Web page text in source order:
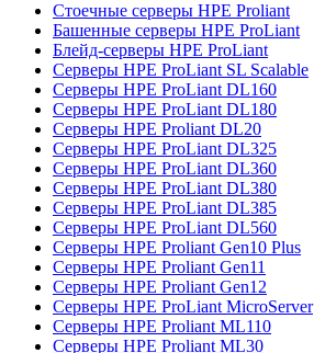
Стоечные серверы HPE Proliant
Башенные серверы HPE ProLiant
Блейд-серверы HPE ProLiant
Серверы HPE ProLiant SL Scalable
Серверы HPE ProLiant DL160
Серверы HPE ProLiant DL180
Серверы HPE Proliant DL20
Серверы HPE ProLiant DL325
Серверы HPE ProLiant DL360
Серверы HPE ProLiant DL380
Серверы HPE ProLiant DL385
Серверы HPE ProLiant DL560
Серверы HPE Proliant Gen10 Plus
Серверы HPE Proliant Gen11
Серверы HPE Proliant Gen12
Серверы HPE ProLiant MicroServer
Серверы HPE Proliant ML110
Серверы HPE Proliant ML30